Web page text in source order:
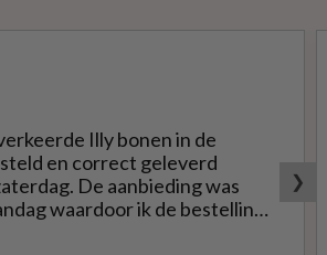
Illy bonen in de
en correct geleverd
was
waardoor ik de bestelling
❯